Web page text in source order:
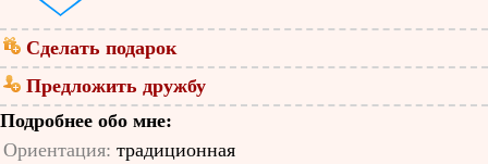
Сделать подарок
Предложить дружбу
Подробнее обо мне:
Ориентация: традиционная